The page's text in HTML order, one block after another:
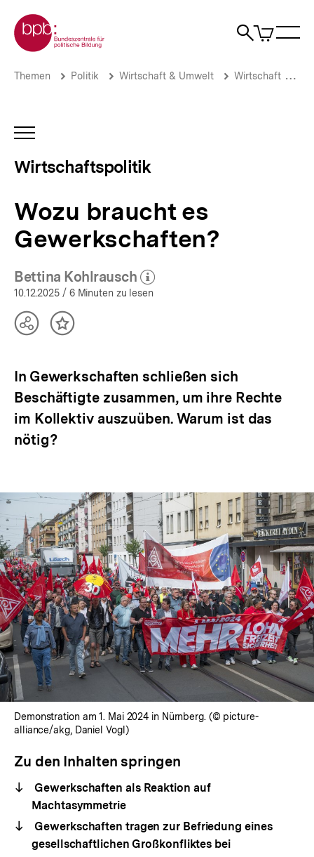
zum
Seiteninhalt
springen
Zur Startseite der bpb
Suche
Artikel
im
Wozu
Wirtschaftspolitik
bpb.de
Brotkrümelnavigation
Pfadnavigation
Themen Politik Wirtschaft & Umwelt Wirtschaft
INHALTSNAVIGATION
Wirtschaftspolitik
Wozu braucht es
Gewerkschaften?
Bettina Kohlrausch
(Mehr zum Autor)
öffnen
10.12.2025 / 6 Minuten zu lesen
TeilenInhalt
In Gewerkschaften schließen sich
Beschäftigte zusammen, um ihre Rechte
im Kollektiv auszuüben. Warum ist das
nötig?
Demonstration am 1. Mai 2024 in Nürnberg. (© picture-
alliance/akg, Daniel Vogl)
Zu den Inhalten springen
Gewerkschaften als Reaktion auf
Machtasymmetrie
Gewerkschaften tragen zur Befriedung eines
gesellschaftlichen Großkonfliktes bei